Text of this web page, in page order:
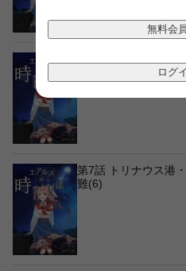
無料会
ログ
第7話 トリナウス港
難(6)